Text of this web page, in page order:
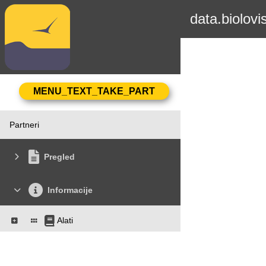
Partneri
Pregled
Informacije
Alati